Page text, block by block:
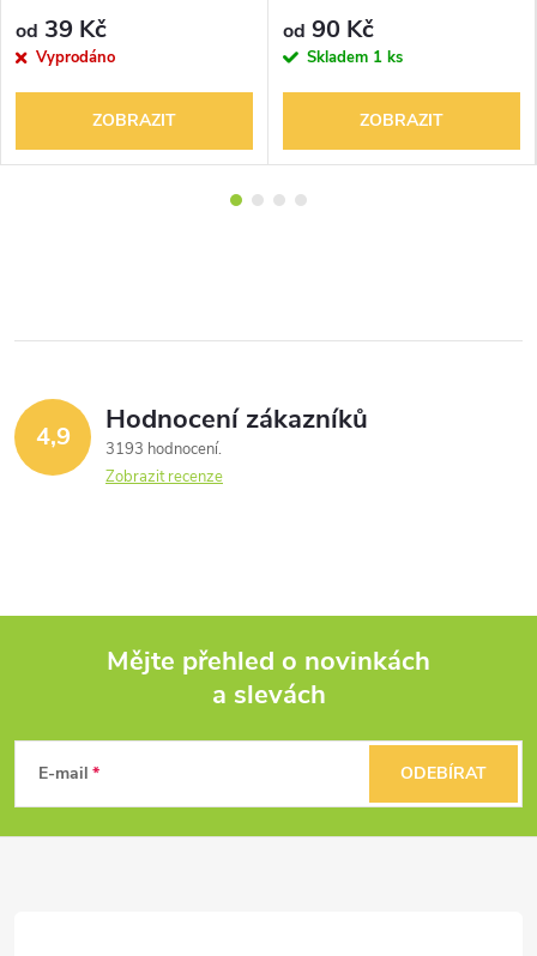
od 39 Kč
Vyprodáno
ZOBRAZIT
od 90 Kč
Skladem 1 ks
ZOBRAZIT
4,9 Hodnocení zákazníků
3193 hodnocení
Zobrazit recenze
p
Mějte přehled o novinkách
a slevách
E-mail ODEBÍRAT